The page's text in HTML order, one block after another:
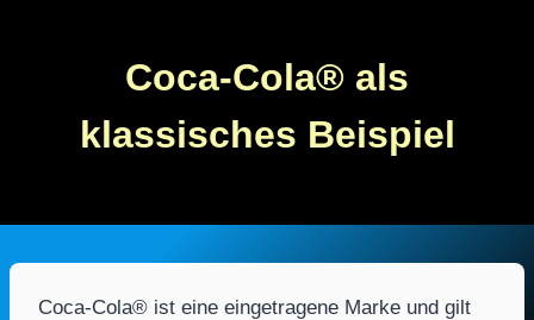
Coca-Cola® als
klassisches Beispiel
Coca-Cola® ist eine eingetragene Marke und gilt